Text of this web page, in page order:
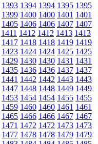
1393 1394 1394 1395 1395
1399 1400 1400 1401 1401
1405 1406 1406 1407 1407
1411 1412 1412 1413 1413
1417 1418 1418 1419 1419
1423 1424 1424 1425 1425
1429 1430 1430 1431 1431
1435 1436 1436 1437 1437
1441 1442 1442 1443 1443
1447 1448 1448 1449 1449
1453 1454 1454 1455 1455
1459 1460 1460 1461 1461
1465 1466 1466 1467 1467
1471 1472 1472 1473 1473
1477 1478 1478 1479 1479